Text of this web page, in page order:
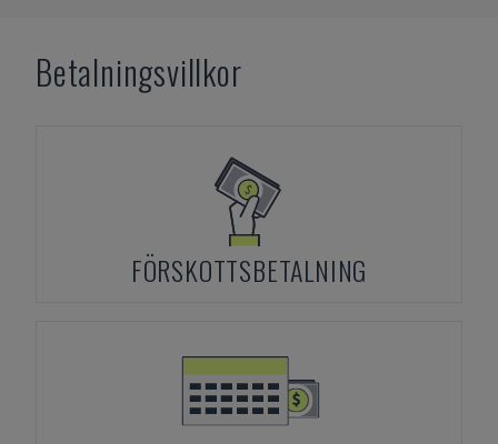
Betalningsvillkor
FÖRSKOTTSBETALNING